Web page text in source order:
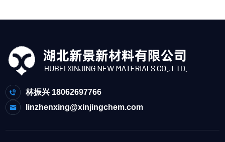
林振兴 18062697766
linzhenxing@xinjingchem.com